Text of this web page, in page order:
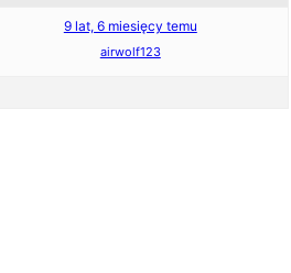
9 lat, 6 miesięcy temu
airwolf123